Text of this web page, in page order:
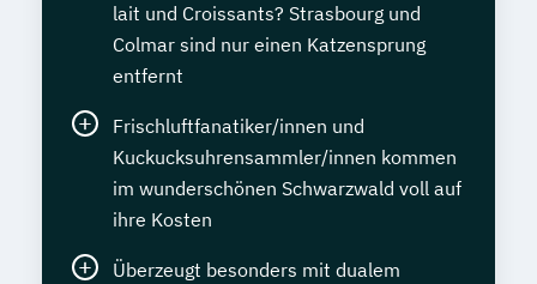
lait und Croissants? Strasbourg und
Colmar sind nur einen Katzensprung
entfernt
Frischluftfanatiker/innen und
Kuckucksuhrensammler/innen kommen
im wunderschönen Schwarzwald voll auf
ihre Kosten
Überzeugt besonders mit dualem